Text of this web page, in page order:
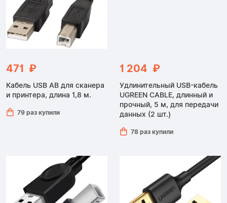
471 ₽
Кабель USB AB для сканера
и принтера, длина 1,8 м.
79 раз купили
1 204 ₽
Удлинительный USB-кабель
UGREEN CABLE, длинный и
прочный, 5 м, для передачи
данных (2 шт.)
78 раз купили